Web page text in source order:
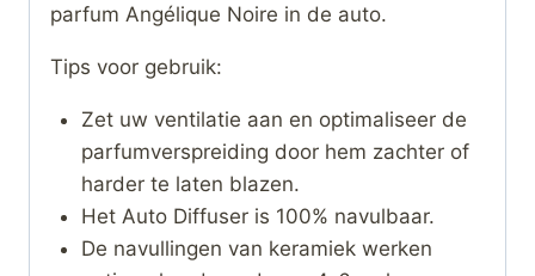
parfum Angélique Noire in de auto.
Tips voor gebruik:
Zet uw ventilatie aan en optimaliseer de
parfumverspreiding door hem zachter of
harder te laten blazen.
Het Auto Diffuser is 100% navulbaar.
De navullingen van keramiek werken